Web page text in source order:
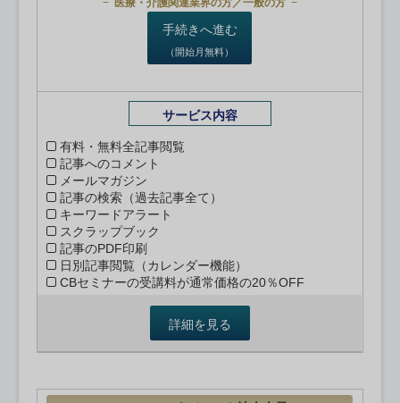
医療・介護関連業界の方／一般の方
手続きへ進む
（開始月無料）
サービス内容
有料・無料全記事閲覧
記事へのコメント
メールマガジン
記事の検索（過去記事全て）
キーワードアラート
スクラップブック
記事のPDF印刷
日別記事閲覧（カレンダー機能）
CBセミナーの受講料が通常価格の20％OFF
詳細を見る